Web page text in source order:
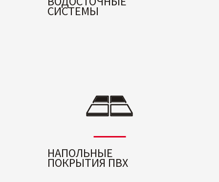
СИСТЕМЫ
НАПОЛЬНЫЕ
ПОКРЫТИЯ ПВХ